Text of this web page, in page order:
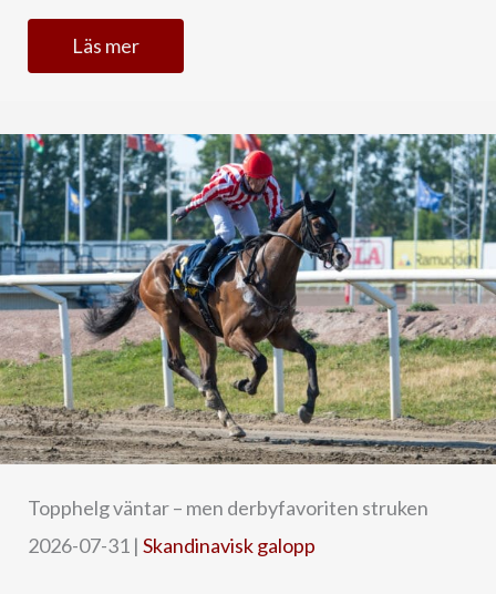
Läs mer
Topphelg väntar – men derbyfavoriten struken
2026-07-31 | Skandinavisk galopp